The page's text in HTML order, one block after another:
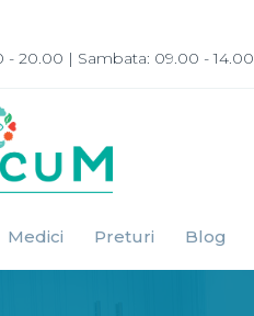
- 20.00 | Sambata: 09.00 - 14.00
Medici Preturi Blog